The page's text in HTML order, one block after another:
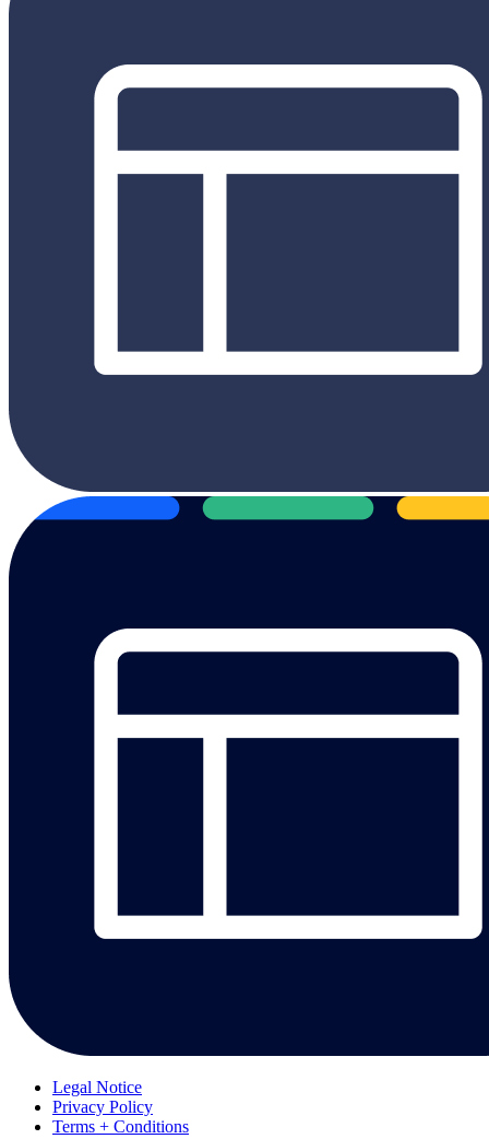
Legal Notice
Privacy Policy
Terms + Conditions